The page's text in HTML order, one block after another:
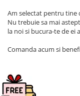
Am selectat pentru tine
Nu trebuie sa mai
la noi si bucura-te de ei
Comanda acum si